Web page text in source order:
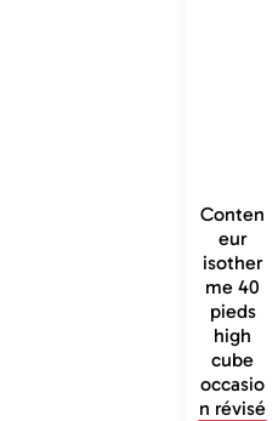
Conten
eur
isother
me 40
pieds
high
cube
occasio
n révisé